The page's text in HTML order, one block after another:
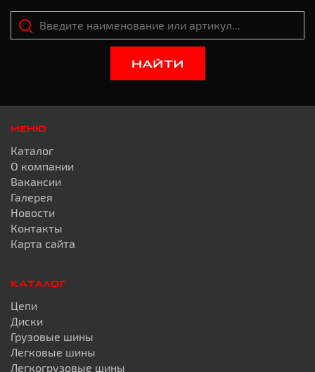
НАЙТИ
МЕНЮ
Каталог
О компании
Вакансии
Галерея
Новости
Контакты
Карта сайта
КАТАЛОГ
Цепи
Диски
Грузовые шины
Легковые шины
Легкогрузовые шины